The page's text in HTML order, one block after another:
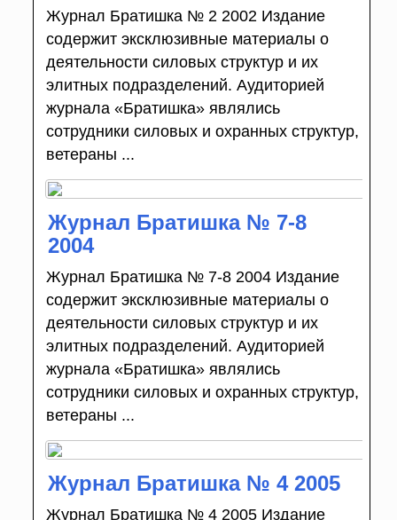
Журнал Братишка № 2 2002 Издание
содержит эксклюзивные материалы о
деятельности силовых структур и их
элитных подразделений. Аудиторией
журнала «Братишка» являлись
сотрудники силовых и охранных структур,
ветераны ...
Журнал Братишка № 7-8
2004
Журнал Братишка № 7-8 2004 Издание
содержит эксклюзивные материалы о
деятельности силовых структур и их
элитных подразделений. Аудиторией
журнала «Братишка» являлись
сотрудники силовых и охранных структур,
ветераны ...
Журнал Братишка № 4 2005
Журнал Братишка № 4 2005 Издание